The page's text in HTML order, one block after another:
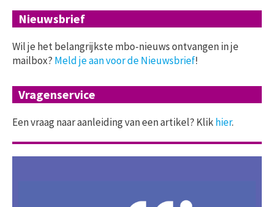
Nieuwsbrief
Wil je het belangrijkste mbo-nieuws ontvangen in je
mailbox? Meld je aan voor de Nieuwsbrief!
Vragenservice
Een vraag naar aanleiding van een artikel? Klikhier.